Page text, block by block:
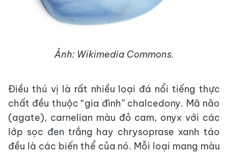
Ảnh: Wikimedia Commons.
Điều thú vị là rất nhiều loại đá nổi tiếng thực
chất đều thuộc “gia đình” chalcedony. Mã não
(agate), carnelian màu đỏ cam, onyx với các
lớp sọc đen trắng hay chrysoprase xanh táo
đều là các biến thể của nó. Mỗi loại mang màu